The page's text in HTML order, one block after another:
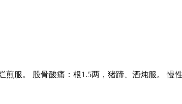
服。 股骨酸痛：根1.5两，猪蹄、酒炖服。